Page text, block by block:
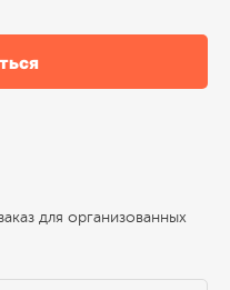
фасады,
нигде в Европе.
размещение)
и олимпийская
для организованных